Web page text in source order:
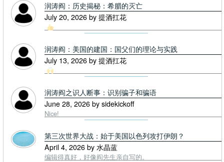
润涛阎：历史揭秘：希腊的灭亡
July 20, 2026 by 提酒扛花
润涛阎：美国的建国：国父们的理论与实践
July 13, 2026 by 提酒扛花
润涛阎之识人断事：识别骗子和骗语
June 28, 2026 by sidekickoff
Nice!
第三次世界大战：始于美国以色列攻打伊朗？
April 4, 2026 by 水晶蓝
编辑得真好，好像阎先生亲自写的。